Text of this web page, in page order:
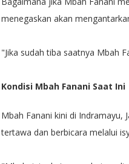
menegaskan akan
"Jika sudah tiba saatnya Mbah
Kondisi Mbah Fanani Saat Ini
Mbah Fanani kini di Indramayu,
tertawa dan berbicara melalui